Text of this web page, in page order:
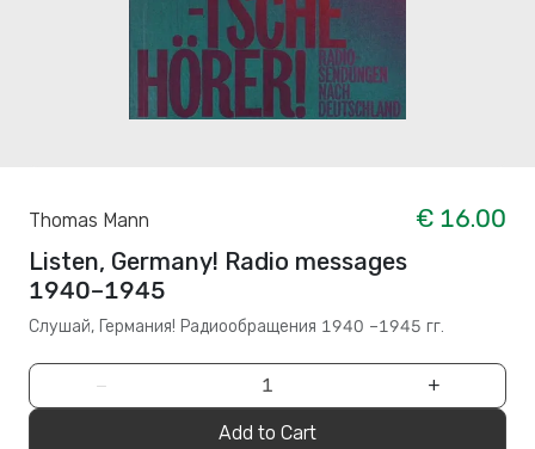
Thomas Mann
€ 16.00
Listen, Germany! Radio messages
1940–1945
Слушай, Германия! Радиообращения 1940 –1945 гг.
− +
Add to Cart